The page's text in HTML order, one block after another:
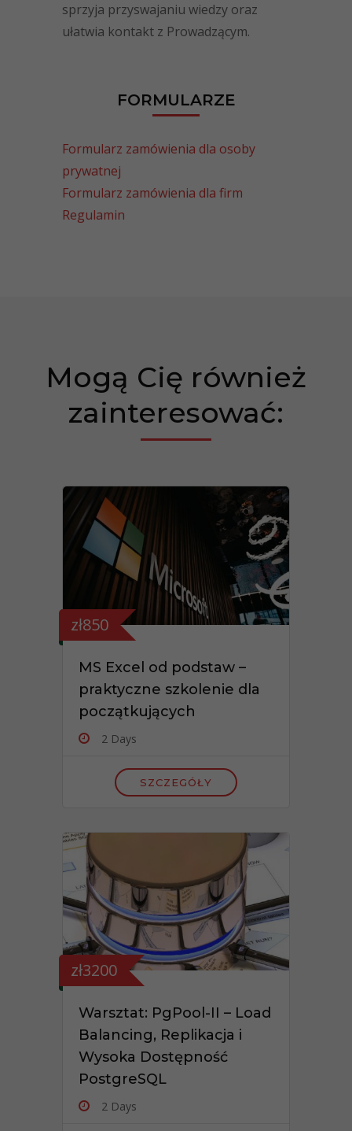
sprzyja przyswajaniu wiedzy oraz
ułatwia kontakt z Prowadzącym.
FORMULARZE
Formularz zamówienia dla osoby
prywatnej
Formularz zamówienia dla firm
Regulamin
Mogą Cię również
zainteresować:
zł850
MS Excel od podstaw –
praktyczne szkolenie dla
początkujących
2 Days
SZCZEGÓŁY
zł3200
Warsztat: PgPool-II – Load
Balancing, Replikacja i
Wysoka Dostępność
PostgreSQL
2 Days